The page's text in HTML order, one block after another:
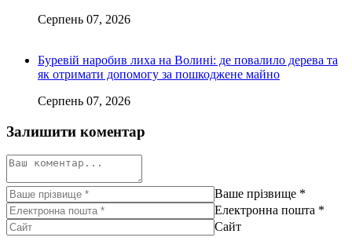
Серпень 07, 2026
Буревій наробив лиха на Волині: де повалило дерева та
як отримати допомогу за пошкоджене майно
Серпень 07, 2026
Залишити коментар
Ваше прізвище *
Електронна пошта *
Сайт